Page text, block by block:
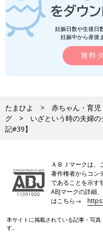
妊娠日数や生後日
妊娠中から産後
無料
たまひよ 赤ちゃん・育児
グ
いざという時の夫婦
記#39】
ＡＢＪマークは、
著作権者からコン
であることを示す
ABJマークの詳細
はこちら→
本サイトに掲載されている記事・写
す。